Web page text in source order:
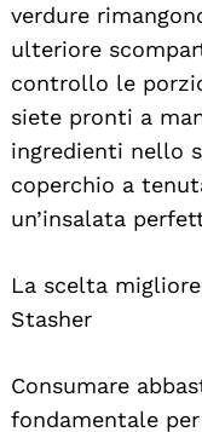
verdure
ulteriore
controllo le
siete pronti a
ingredienti nello
coperchio a
un’insalata
La scelta
Stasher
Consumare
fondamentale
Search
For: